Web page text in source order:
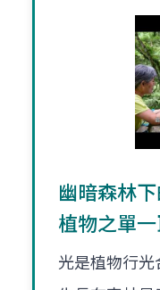
幽暗森林
植物之單
光是植物行